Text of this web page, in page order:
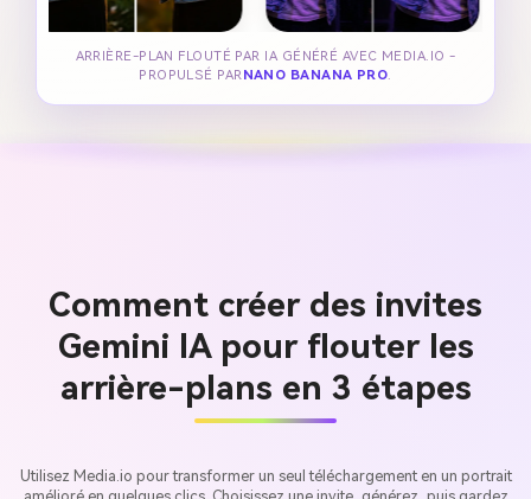
ARRIÈRE-PLAN FLOUTÉ PAR IA GÉNÉRÉ AVEC MEDIA.IO -
PROPULSÉ PAR NANO BANANA PRO.
Comment créer des invites
Gemini IA pour flouter les
arrière-plans en 3 étapes
Utilisez Media.io pour transformer un seul téléchargement en un portrait